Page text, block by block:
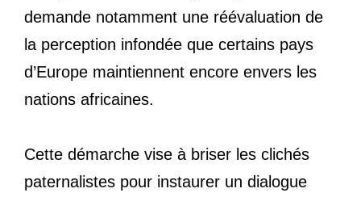
demande notamment une réévaluation de
la perception infondée que certains pays
d’Europe maintiennent encore envers les
nations africaines.
Cette démarche vise à briser les clichés
paternalistes pour instaurer un dialogue